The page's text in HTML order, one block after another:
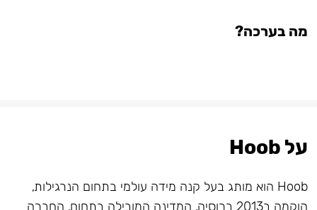
מה בערכה?
על Hoob
Hoob הוא מותג בעל קנה מידה עולמי בתחום הנרגילות,
הוקמה ב2013 ברוסיה, המדינה המובילה בתחום. החברה